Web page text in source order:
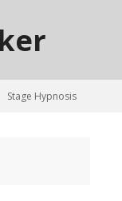
Stage Hypnosis